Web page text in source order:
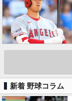
新着 野球コラム